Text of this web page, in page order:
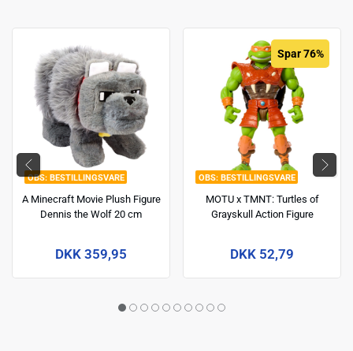
BESTILLINGSVARE
A Minecraft Movie Plush Figure
Dennis the Wolf 20 cm
DKK 359,95
BESTILLINGSVARE
Spar 76%
MOTU x TMNT: Turtles of
Grayskull Action Figure
DKK 52,79